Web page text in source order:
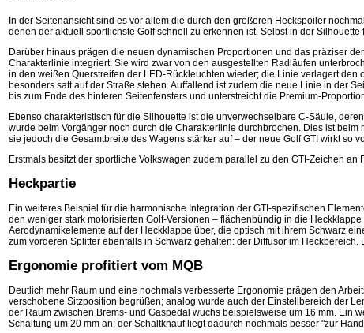
In der Seitenansicht sind es vor allem die durch den größeren Heckspoiler
denen der aktuell sportlichste Golf schnell zu erkennen ist. Selbst in der
Darüber hinaus prägen die neuen dynamischen Proportionen und das präziser
Charakterlinie integriert. Sie wird zwar von den ausgestellten Radläufen
in den weißen Querstreifen der LED-Rückleuchten wieder; die Linie verlagert
besonders satt auf der Straße stehen. Auffallend ist zudem die neue Linie in der
bis zum Ende des hinteren Seitenfensters und unterstreicht die Premium-
Ebenso charakteristisch für die Silhouette ist die unverwechselbare C-Säule,
wurde beim Vorgänger noch durch die Charakterlinie durchbrochen. Dies ist
sie jedoch die Gesamtbreite des Wagens stärker auf – der neue Golf GTI wirkt so
Erstmals besitzt der sportliche Volkswagen zudem parallel zu den GTI-Zeichen
Heckpartie
Ein weiteres Beispiel für die harmonische Integration der GTI-spezifischen
den weniger stark motorisierten Golf-Versionen – flächenbündig in die
Aerodynamikelemente auf der Heckklappe über, die optisch mit ihrem Schwarz
zum vorderen Splitter ebenfalls in Schwarz gehalten: der Diffusor im
Ergonomie profitiert vom MQB
Deutlich mehr Raum und eine nochmals verbesserte Ergonomie prägen den
verschobene Sitzposition begrüßen; analog wurde auch der Einstellbereich der
der Raum zwischen Brems- und Gaspedal wuchs beispielsweise um 16 mm. Ein
Schaltung um 20 mm an; der Schaltknauf liegt dadurch nochmals besser "zur